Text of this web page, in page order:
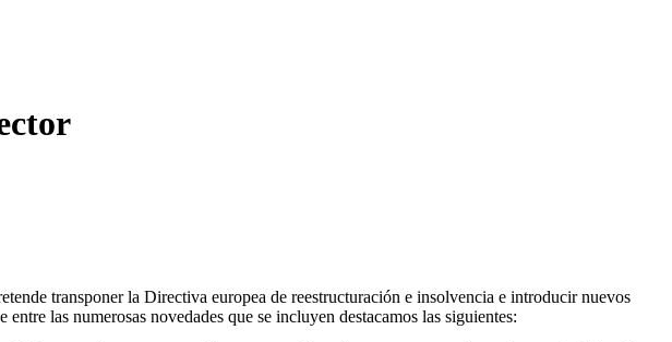
transponer la Directiva europea de reestructuración e insolvencia e introducir nuevos
las numerosas novedades que se incluyen destacamos las siguientes: